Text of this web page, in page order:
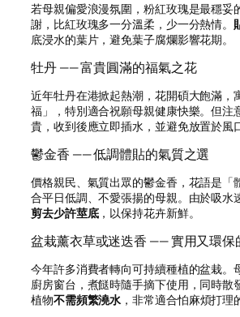
若母親偏愛浪漫氛圍，粉紅玫瑰是最穩妥
謝，比紅玫瑰多一分溫柔，少一分熱情。
底浸水的葉片，避免葉子腐爛影響花期。
牡丹 —— 富貴圓滿的福氣之花
近年牡丹在港掀起熱潮，花開碩大飽滿，
福」，特別適合祝願母親健康快樂。但注
貴，收到後應立即插水，並避免放置於風
鬱金香 —— 低調體貼的氣質之選
價格親民、氣質出眾的鬱金香，花語是「
合平日低調、不愛張揚的母親。由於吸水
剪去少許莖底，以保持花卉新鮮。
盆栽薰衣草或迷迭香 —— 實用又環保
今年許多消費者轉向可持續種植的盆栽。
廚房窗台，煮餸時隨手摘下使用，同時散
植物不需頻繁澆水，非常適合怕麻煩打理